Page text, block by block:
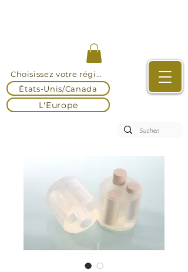
Choisissez votre région
États-Unis/Canada
L'Europe